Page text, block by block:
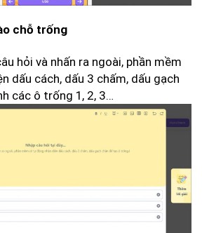
chỗ trống
hỏi và nhấn ra ngoài, phần mềm
dấu cách, dấu 3 chấm, dấu gạch
các ô trống 1, 2, 3…